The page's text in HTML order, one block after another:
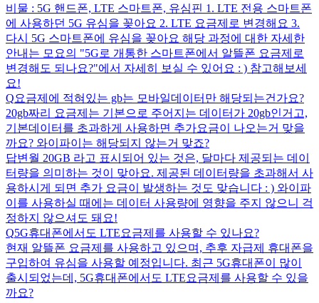
비물 : 5G 핸드폰, LTE 스마트폰, 유심핀 1. LTE 전용 스마트폰
에 사용하던 5G 유심을 꽂아요 2. LTE 요금제로 변경해요 3.
다시 5G 스마트폰에 유심을 꽂아요 해당 과정에 대한 자세한
안내는 모요의 "5G로 개통한 스마트폰에서 알뜰폰 요금제로
변경해도 되나요?"에서 자세히 보실 수 있어요 : ) 참고해보세
요!
Q요금제에 적혀있는 gb는 모바일데이터만 해당되는건가요?
20gb짜리 요금제는 기본으로 주어지는 데이터가 20gb인거고,
기본데이터를 초과하게 사용하면 추가요금이 나오는거 맞을
까요? 와이파이는 해당되지 않는거 맞죠?
답변 월 20GB 라고 표시되어 있는 것은, 달마다 제공되는 데이
터량을 의미하는 것이 맞아요. 제공된 데이터량을 초과해서 사
용하시게 되면 추가 요금이 발생하는 것도 맞습니다 : ) 와이파
이를 사용하실 때에는 데이터 사용량에 영향을 주지 않으니 걱
정하지 않으셔도 돼요!
Q5G휴대폰에서도 LTE요금제를 사용할 수 있나요?
현재 알뜰폰 요금제를 사용하고 있으며, 추후 자급제 휴대폰을
구입하여 유심을 사용할 예정입니다. 최근 5G휴대폰이 많이
출시되었는데, 5G휴대폰에서도 LTE요금제를 사용할 수 있을
까요?